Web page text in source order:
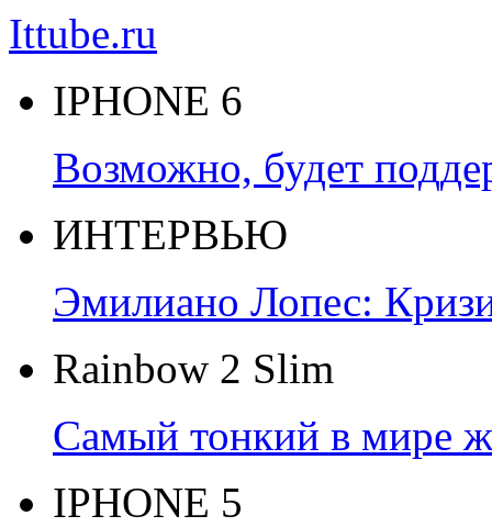
Ittube.ru
IPHONE 6
Возможно, будет
ИНТЕРВЬЮ
Эмилиано Лопес:
Rainbow 2 Slim
Самый тонкий в мире
IPHONE 5